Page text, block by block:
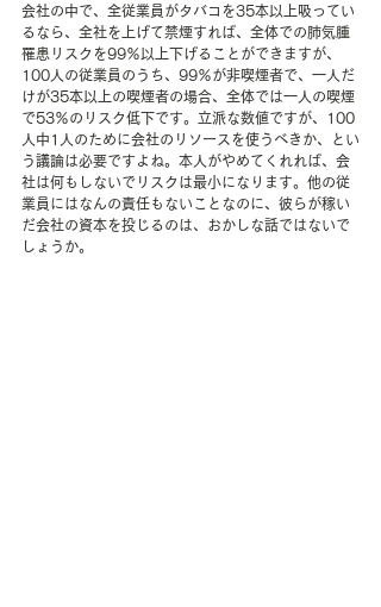
会社の中で、全従業員がタバコを35本以上吸ってい
るなら、全社を上げて禁煙すれば、全体での肺気腫
罹患リスクを99％以上下げることができますが、
100人の従業員のうち、99％が非喫煙者で、一人だ
けが35本以上の喫煙者の場合、全体では一人の喫煙
で53％のリスク低下です。立派な数値ですが、100
人中1人のために会社のリソースを使うべきか、とい
う議論は必要ですよね。本人がやめてくれれば、会
社は何もしないでリスクは最小になります。他の従
業員にはなんの責任もないことなのに、彼らが稼い
だ会社の資本を投じるのは、おかしな話ではないで
しょうか。